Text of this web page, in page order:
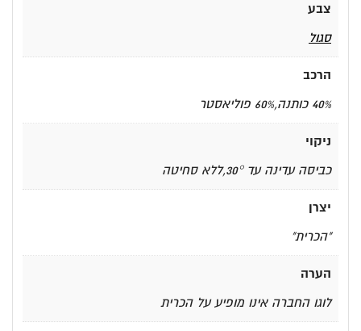
צבע
סגול
הרכב
40% כותנה,60% פוליאסטר
ניקוי
כביסה עדינה עד 30°,ללא סחיטה
יצרן
"הכרית"
הערה
לוגו החברה אינו מופיע על הכרית